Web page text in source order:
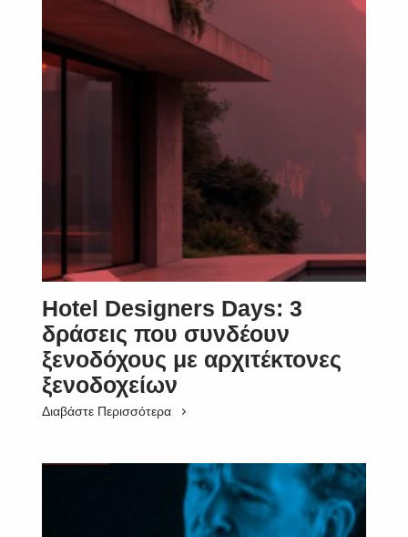
Hotel Designers Days: 3
δράσεις που συνδέουν
ξενοδόχους με αρχιτέκτονες
ξενοδοχείων
Διαβάστε Περισσότερα